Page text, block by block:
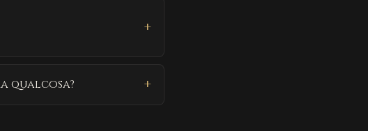
qualcosa?